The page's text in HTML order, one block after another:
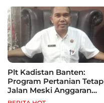
Plt Kadistan Banten:
Program Pertanian Tetap
Jalan Meski Anggaran
Terbatas, Fokus Jagung